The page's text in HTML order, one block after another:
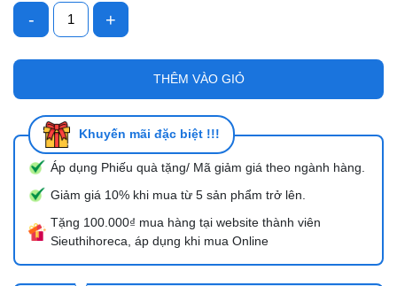
- +
THÊM VÀO GIỎ
Khuyến mãi đặc biệt !!!
Áp dụng Phiếu quà tặng/ Mã giảm giá theo ngành hàng.
Giảm giá 10% khi mua từ 5 sản phẩm trở lên.
Tặng 100.000₫ mua hàng tại website thành viên
Sieuthihoreca, áp dụng khi mua Online